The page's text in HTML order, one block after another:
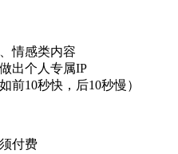
情感类内容
出个人专属IP
前10秒快，后10秒慢）
付费